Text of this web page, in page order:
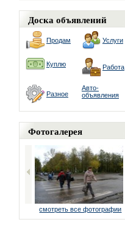
Доска объявлений
Продам Услуги
Куплю Работа
Разное
Авто-
объявления
Фотогалерея
смотреть все фотографии